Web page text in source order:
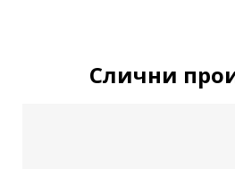
Слични